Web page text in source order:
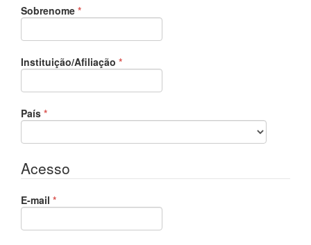
Sobrenome *Obrigatório
Instituição/Afiliação *Obrigatório
País *Obrigatório
Acesso
E-mail *Obrigatório